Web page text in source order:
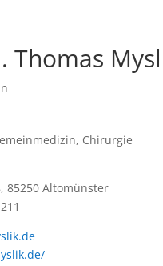
Thomas
Chirurgie
85250 Altomünster